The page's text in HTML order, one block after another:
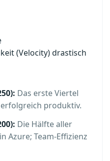
(Velocity) drastisch
Das erste Viertel
produktiv.
Die Hälfte aller
Azure; Team-Effizienz